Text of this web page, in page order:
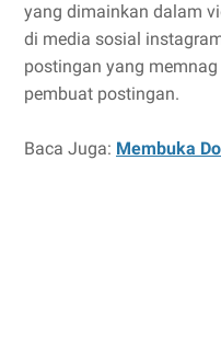
yang dimainkan dalam
di media sosial
postingan yang
pembuat postingan.
Baca Juga: Membuka